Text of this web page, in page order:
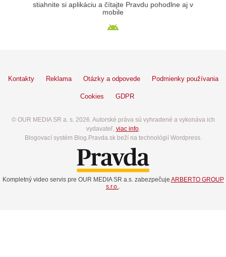
stiahnite si aplikáciu a čítajte Pravdu pohodlne aj v
mobile
Kontakty Reklama Otázky a odpovede Podmienky používania
Cookies GDPR
© OUR MEDIA SR a. s. 2026. Autorské práva sú vyhradené a vykonáva ich
vydavateľ, viac info.
Blogovací systém Blog.Pravda.sk beží na technológií Wordpress.
Kompletný video servis pre OUR MEDIA SR a.s. zabezpečuje ARBERTO GROUP
s.r.o..